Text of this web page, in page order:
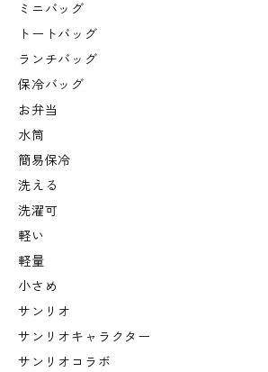
ミニバッグ
トートバッグ
ランチバッグ
保冷バッグ
お弁当
水筒
簡易保冷
洗える
洗濯可
軽い
軽量
小さめ
サンリオ
サンリオキャラクター
サンリオコラボ